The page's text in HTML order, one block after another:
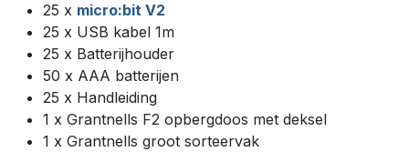
25 x micro:bit V2
25 x USB kabel 1m
25 x Batterijhouder
50 x AAA batterijen
25 x Handleiding
1 x Grantnells F2 opbergdoos met deksel
1 x Grantnells groot sorteervak